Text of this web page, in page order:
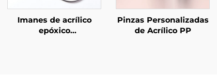
Imanes de acrílico
epóxico
Pinzas Personalizadas
de Acrílico PP